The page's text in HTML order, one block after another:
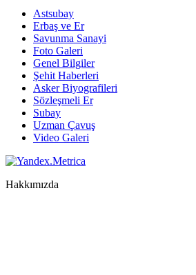
Astsubay
Erbaş ve Er
Savunma Sanayi
Foto Galeri
Genel Bilgiler
Şehit Haberleri
Asker Biyografileri
Sözleşmeli Er
Subay
Uzman Çavuş
Video Galeri
Hakkımızda